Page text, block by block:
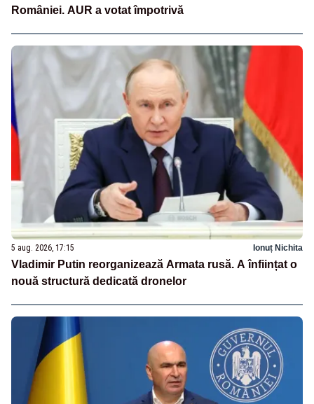
României. AUR a votat împotrivă
5 aug. 2026, 17:15 Ionuț Nichita
Vladimir Putin reorganizează Armata rusă. A înființat o
nouă structură dedicată dronelor